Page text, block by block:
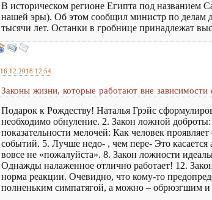
В историческом регионе Египта под названием
нашей эры). Об этом сообщил министр по делам
тысячи лет. Останки в гробнице принадлежат
16.12.2018 12:54
Законы жизни, которые работают вне зависимости
Подарок к Рождеству! Наталья Грэйс
необходимо обнуление. 2. Закон ложной
показательности мелочей: Как человек
событий. 5. Лучше недо- , чем пере- Это
вовсе не «пожалуйста». 8. Закон ложности
Однажды налаженное отлично работает! 12.
норма реакции. Очевидно, что кому-то
полненьким симпатягой, а можно – обрюзгшим и